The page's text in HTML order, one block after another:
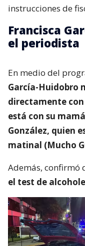
instrucciones de
Francisca
el periodista
En medio del
García-Huidobro
directamente con
está con su
González, quien
matinal (Mucho
Además, confirmó
el test de